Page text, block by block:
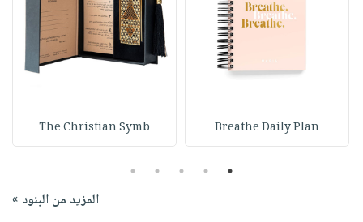
Breathe Daily Plan
The Christian Symb
1
2
3
4
5
المزيد من البنود »